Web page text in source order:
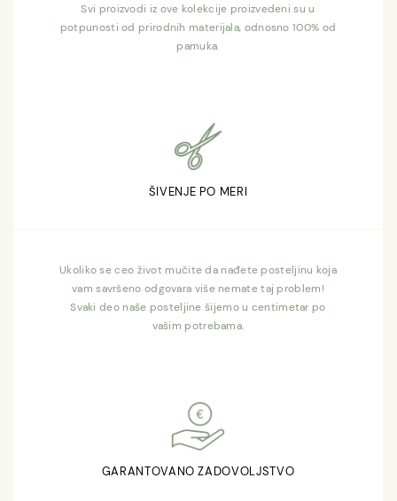
Svi proizvodi iz ove kolekcije proizvedeni su u
potpunosti od prirodnih materijala, odnosno 100% od
pamuka.
ŠIVENJE PO MERI
Ukoliko se ceo život mučite da nađete posteljinu koja
vam savršeno odgovara više nemate taj problem!
Svaki deo naše posteljine šijemo u centimetar po
vašim potrebama.
GARANTOVANO ZADOVOLJSTVO